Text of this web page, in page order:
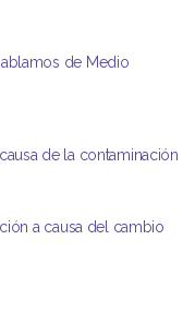
de Medio
de la contaminación
a causa del cambio